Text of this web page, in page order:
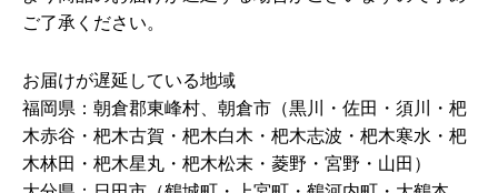
ご了承ください。
お届けが遅延している地域
福岡県：朝倉郡東峰村、朝倉市（黒川・佐田・須川・杷
木赤谷・杷木古賀・杷木白木・杷木志波・杷木寒水・杷
木林田・杷木星丸・杷木松末・菱野・宮野・山田）